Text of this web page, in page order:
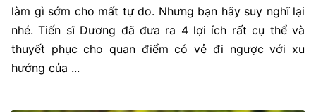
làm gì sớm cho mất tự do. Nhưng bạn hãy suy nghĩ lại
nhé. Tiến sĩ Dương đã đưa ra 4 lợi ích rất cụ thể và
thuyết phục cho quan điểm có vẻ đi ngược với xu
hướng của ...